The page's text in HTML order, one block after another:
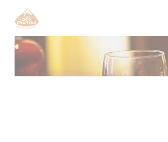
Personalizzazione delle tue scelte sui cookie